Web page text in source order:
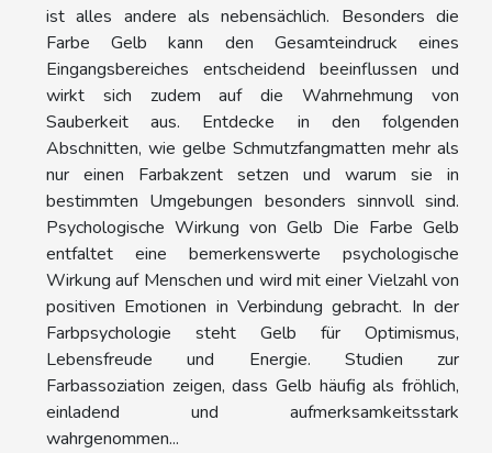
ist alles andere als nebensächlich. Besonders die
Farbe Gelb kann den Gesamteindruck eines
Eingangsbereiches entscheidend beeinflussen und
wirkt sich zudem auf die Wahrnehmung von
Sauberkeit aus. Entdecke in den folgenden
Abschnitten, wie gelbe Schmutzfangmatten mehr als
nur einen Farbakzent setzen und warum sie in
bestimmten Umgebungen besonders sinnvoll sind.
Psychologische Wirkung von Gelb Die Farbe Gelb
entfaltet eine bemerkenswerte psychologische
Wirkung auf Menschen und wird mit einer Vielzahl von
positiven Emotionen in Verbindung gebracht. In der
Farbpsychologie steht Gelb für Optimismus,
Lebensfreude und Energie. Studien zur
Farbassoziation zeigen, dass Gelb häufig als fröhlich,
einladend und aufmerksamkeitsstark
wahrgenommen...